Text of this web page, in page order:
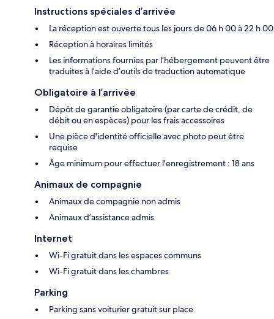
Instructions spéciales d’arrivée
La réception est ouverte tous les jours de 06 h 00 à 22 h 00
Réception à horaires limités
Les informations fournies par l’hébergement peuvent être
traduites à l’aide d’outils de traduction automatique
Obligatoire à l’arrivée
Dépôt de garantie obligatoire (par carte de crédit, de
débit ou en espèces) pour les frais accessoires
Une pièce d'identité officielle avec photo peut être
requise
Âge minimum pour effectuer l'enregistrement : 18 ans
Animaux de compagnie
Animaux de compagnie non admis
Animaux d’assistance admis
Internet
Wi-Fi gratuit dans les espaces communs
Wi-Fi gratuit dans les chambres
Parking
Parking sans voiturier gratuit sur place